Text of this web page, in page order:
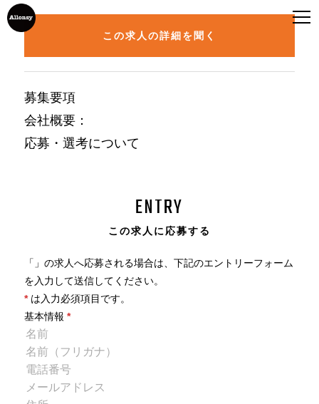
この求人の詳細を聞く
募集要項
会社概要：
応募・選考について
ENTRY
この求人に応募する
「 」の求人へ応募される場合は、下記のエントリーフォーム
を入力して送信してください。
*は入力必須項目です。
基本情報 *